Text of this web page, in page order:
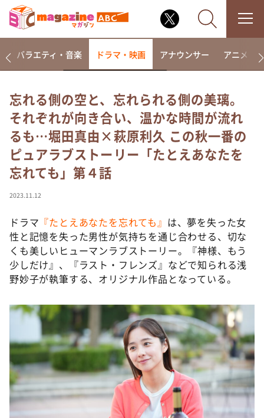
なるみ・岡村の過ぎるTV
相席食堂
これ余談なんですけど・・・
～人生密着トークバラエティ！～ やすとものいたっ
て真剣です
news おかえり
河合＆A.B.C-Z塚田×福井アナ「なんでやねん！？」
（news おかえり）
DAIGOも台所 ～きょうの献立 何にする？～
朝だ！生です旅サラダ
教えて！ニュースライブ 正義のミカタ
ＬＩＦＥ～夢のカタチ～
新婚さんいらっしゃい！
ポツンと一軒家
バラエティ・音楽 ドラマ・映画 アナウンサー アニメ・
忘れる側の空と、忘れられる側の美璃。
それぞれが向き合い、温かな時間が流れ
るも…堀田真由×萩原利久 この秋一番の
ピュアラブストーリー「たとえあなたを
忘れても」第４話
2023.11.12
ドラマ 『たとえあなたを忘れても』 は、夢を失った女
性と記憶を失った男性が気持ちを通じ合わせる、切な
くも美しいヒューマンラブストーリー。『神様、もう
少しだけ』、『ラスト・フレンズ』などで知られる浅
野妙子が執筆する、オリジナル作品となっている。